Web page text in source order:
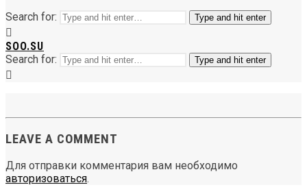
Search for:
Type and hit enter
SOO.SU
Search for:
Type and hit enter
LEAVE A COMMENT
Для отправки комментария вам необходимо
авторизоваться.